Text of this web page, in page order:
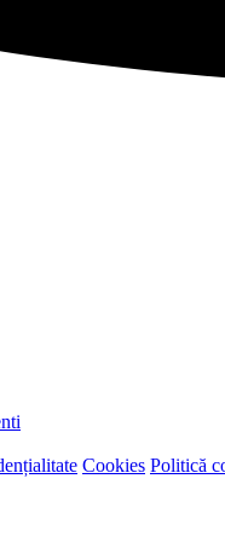
Cookies Politică